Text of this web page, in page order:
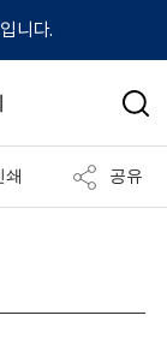
니다.
검
쇄 공유